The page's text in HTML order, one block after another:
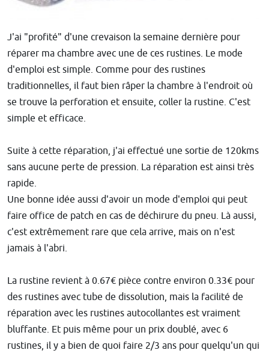
J'ai "profité" d'une crevaison la semaine dernière pour
réparer ma chambre avec une de ces rustines. Le mode
d'emploi est simple. Comme pour des rustines
traditionnelles, il faut bien râper la chambre à l'endroit où
se trouve la perforation et ensuite, coller la rustine. C'est
simple et efficace.
Suite à cette réparation, j'ai effectué une sortie de 120kms
sans aucune perte de pression. La réparation est ainsi très
rapide.
Une bonne idée aussi d'avoir un mode d'emploi qui peut
faire office de patch en cas de déchirure du pneu. Là aussi,
c'est extrêmement rare que cela arrive, mais on n'est
jamais à l'abri.
La rustine revient à 0.67€ pièce contre environ 0.33€ pour
des rustines avec tube de dissolution, mais la facilité de
réparation avec les rustines autocollantes est vraiment
bluffante. Et puis même pour un prix doublé, avec 6
rustines, il y a bien de quoi faire 2/3 ans pour quelqu'un qui